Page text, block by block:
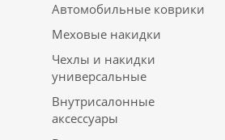
Автомобильные коврики
Меховые накидки
Чехлы и накидки
универсальные
Внутрисалонные
аксессуары